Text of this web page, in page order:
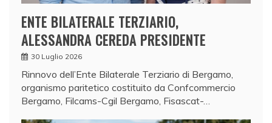
ENTE BILATERALE TERZIARIO,
ALESSANDRA CEREDA PRESIDENTE
30 Luglio 2026
Rinnovo dell’Ente Bilaterale Terziario di Bergamo,
organismo paritetico costituito da Confcommercio
Bergamo, Filcams-Cgil Bergamo, Fisascat-…